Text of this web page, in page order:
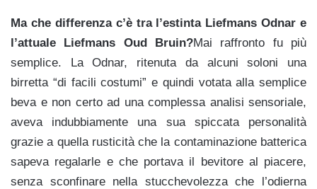
Ma che differenza c’è tra l’estinta Liefmans Odnar e
l’attuale Liefmans Oud Bruin?Mai raffronto fu più
semplice. La Odnar, ritenuta da alcuni soloni una
birretta “di facili costumi” e quindi votata alla semplice
beva e non certo ad una complessa analisi sensoriale,
aveva indubbiamente una sua spiccata personalità
grazie a quella rusticità che la contaminazione batterica
sapeva regalarle e che portava il bevitore al piacere,
senza sconfinare nella stucchevolezza che l’odierna